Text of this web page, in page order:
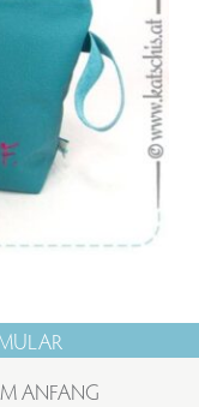
Von: 59.90
ANFANG